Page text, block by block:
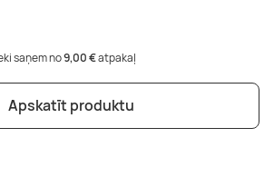
saņem no9,00 €atpakaļ
Apskatīt produktu